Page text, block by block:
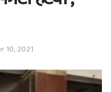
10, 2021